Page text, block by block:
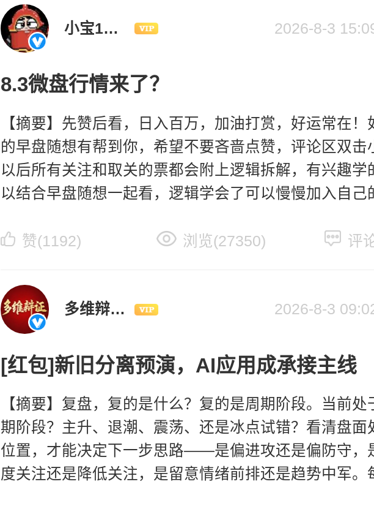
小宝1105 2026-8-3
8.3微盘行情来了？
【摘要】先赞后看，日入百万，加油打赏，好运常在！
的早盘随想有帮到你，希望不要吝啬点赞，评论区双击
以后所有关注和取关的票都会附上逻辑拆解，有兴趣学
以结合早盘随想一起看，逻辑学会了可以慢慢加入自己
言自赞(1192) 浏览(27350) 评
多维辩证交易体系 2026-8-3
[红包]新旧分离预演，AI应用成承接主线
【摘要】复盘，复的是什么？复的是周期阶段。当前处
期阶段？主升、退潮、震荡、还是冰点试错？看清盘面
位置，才能决定下一步思路——是偏进攻还是偏防守，
度关注还是降低关注，是留意情绪前排还是趋势中军。